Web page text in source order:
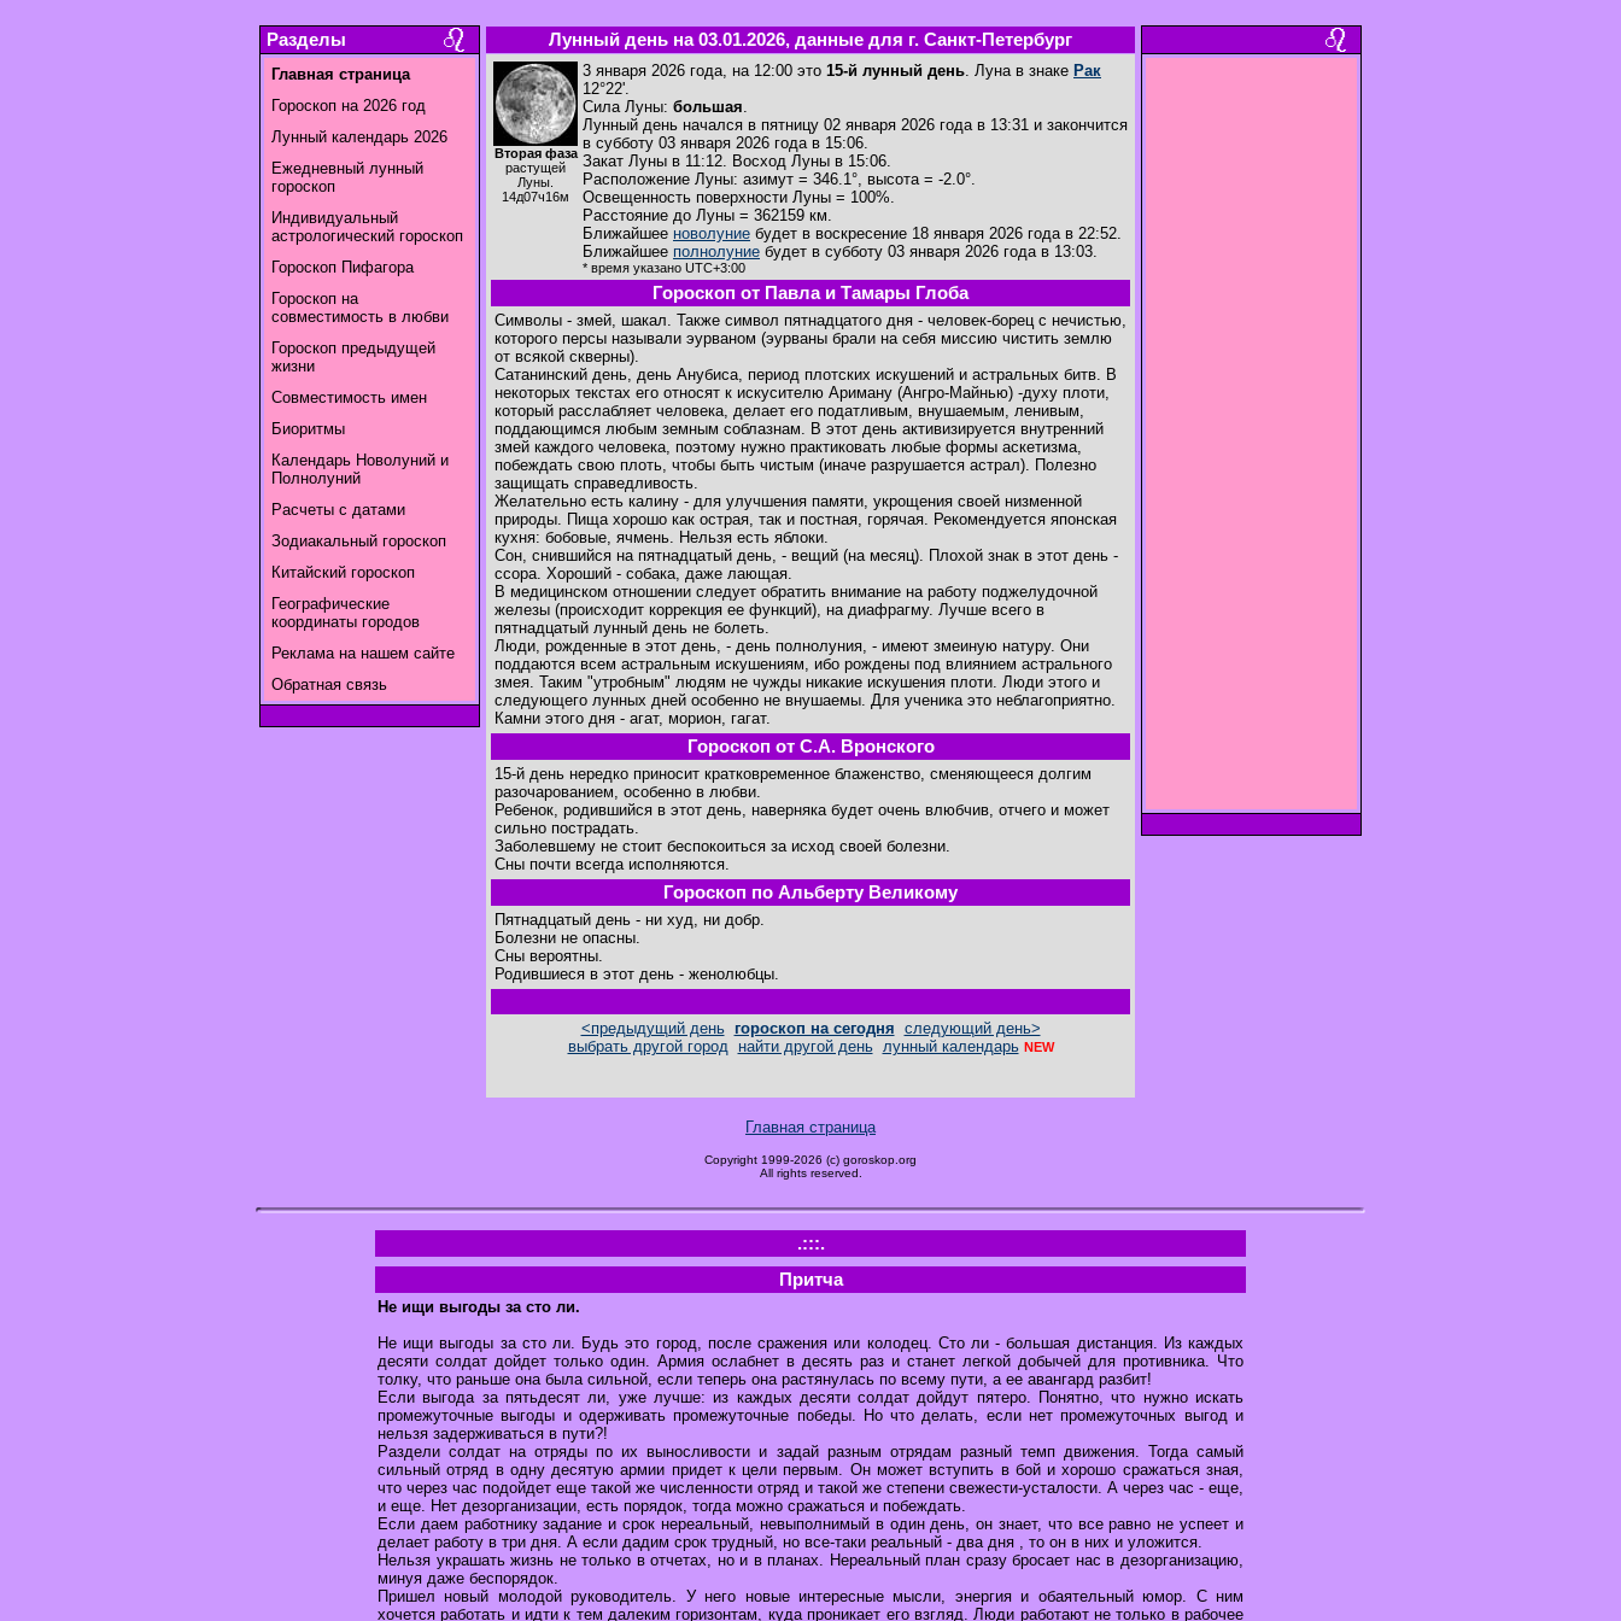
Разделы
Главная страница
Гороскоп на 2026 год
Лунный календарь 2026
Ежедневный лунный
гороскоп
Индивидуальный
астрологический гороскоп
Гороскоп Пифагора
Гороскоп на
совместимость в любви
Гороскоп предыдущей
жизни
Совместимость имен
Биоритмы
Календарь Новолуний и
Полнолуний
Расчеты с датами
Зодиакальный гороскоп
Китайский гороскоп
Географические
координаты городов
Реклама на нашем сайте
Обратная связь
Лунный день на 03.01.2026, данные для г. Санкт-Петербург
Вторая фаза
растущей
Луны.
14д07ч16м
3 января 2026 года, на 12:00 это 15-й лунный день. Луна в знаке Рак
12°22'.
Сила Луны: большая.
Лунный день начался в пятницу 02 января 2026 года в 13:31 и закончится
в субботу 03 января 2026 года в 15:06.
Закат Луны в 11:12. Восход Луны в 15:06.
Расположение Луны: азимут = 346.1°, высота = -2.0°.
Освещенность поверхности Луны = 100%.
Расстояние до Луны = 362159 км.
Ближайшее новолуние будет в воскресение 18 января 2026 года в 22:52.
Ближайшее полнолуние будет в субботу 03 января 2026 года в 13:03.
* время указано UTC+3:00
Гороскоп от Павла и Тамары Глоба
Символы - змей, шакал. Также символ пятнадцатого дня - человек-борец с нечистью,
которого персы называли эурваном (эурваны брали на себя миссию чистить землю
от всякой скверны).
Сатанинский день, день Анубиса, период плотских искушений и астральных битв. В
некоторых текстах его относят к искусителю Ариману (Ангро-Майнью) -духу плоти,
который расслабляет человека, делает его податливым, внушаемым, ленивым,
поддающимся любым земным соблазнам. В этот день активизируется внутренний
змей каждого человека, поэтому нужно практиковать любые формы аскетизма,
побеждать свою плоть, чтобы быть чистым (иначе разрушается астрал). Полезно
защищать справедливость.
Желательно есть калину - для улучшения памяти, укрощения своей низменной
природы. Пища хорошо как острая, так и постная, горячая. Рекомендуется японская
кухня: бобовые, ячмень. Нельзя есть яблоки.
Сон, снившийся на пятнадцатый день, - вещий (на месяц). Плохой знак в этот день -
ссора. Хороший - собака, даже лающая.
В медицинском отношении следует обратить внимание на работу поджелудочной
железы (происходит коррекция ее функций), на диафрагму. Лучше всего в
пятнадцатый лунный день не болеть.
Люди, рожденные в этот день, - день полнолуния, - имеют змеиную натуру. Они
поддаются всем астральным искушениям, ибо рождены под влиянием астрального
змея. Таким "утробным" людям не чужды никакие искушения плоти. Люди этого и
следующего лунных дней особенно не внушаемы. Для ученика это неблагоприятно.
Камни этого дня - агат, морион, гагат.
Гороскоп от С.А. Вронского
15-й день нередко приносит кратковременное блаженство, сменяющееся долгим
разочарованием, особенно в любви.
Ребенок, родившийся в этот день, наверняка будет очень влюбчив, отчего и может
сильно пострадать.
Заболевшему не стоит беспокоиться за исход своей болезни.
Сны почти всегда исполняются.
Гороскоп по Альберту Великому
Пятнадцатый день - ни худ, ни добр.
Болезни не опасны.
Сны вероятны.
Родившиеся в этот день - женолюбцы.
<предыдущий день гороскоп на сегодня следующий день>
выбрать другой город
найти другой день лунный календарь NEW
Главная страница
Copyright 1999-2026 (c) goroskop.org
All rights reserved.
.:::.
Притча
Не ищи выгоды за сто ли.
Не ищи выгоды за сто ли. Будь это город, после сражения или колодец. Сто ли - большая дистанция. Из каждых
десяти солдат дойдет только один. Армия ослабнет в десять раз и станет легкой добычей для противника. Что
толку, что раньше она была сильной, если теперь она растянулась по всему пути, а ее авангард разбит!
Если выгода за пятьдесят ли, уже лучше: из каждых десяти солдат дойдут пятеро. Понятно, что нужно искать
промежуточные выгоды и одерживать промежуточные победы. Но что делать, если нет промежуточных выгод и
нельзя задерживаться в пути?!
Раздели солдат на отряды по их выносливости и задай разным отрядам разный темп движения. Тогда самый
сильный отряд в одну десятую армии придет к цели первым. Он может вступить в бой и хорошо сражаться зная,
что через час подойдет еще такой же численности отряд и такой же степени свежести-усталости. А через час - еще,
и еще. Нет дезорганизации, есть порядок, тогда можно сражаться и побеждать.
Если даем работнику задание и срок нереальный, невыполнимый в один день, он знает, что все равно не успеет и
делает работу в три дня. А если дадим срок трудный, но все-таки реальный - два дня , то он в них и уложится.
Нельзя украшать жизнь не только в отчетах, но и в планах. Нереальный план сразу бросает нас в дезорганизацию,
минуя даже беспорядок.
Пришел новый молодой руководитель. У него новые интересные мысли, энергия и обаятельный юмор. С ним
хочется работать и идти к тем далеким горизонтам, куда проникает его взгляд. Люди работают не только в рабочее